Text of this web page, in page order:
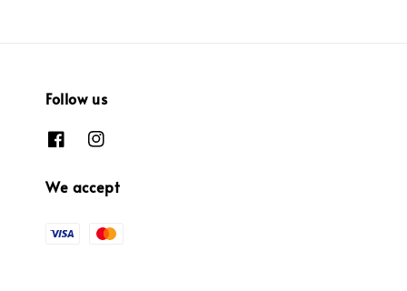
Follow us
We accept